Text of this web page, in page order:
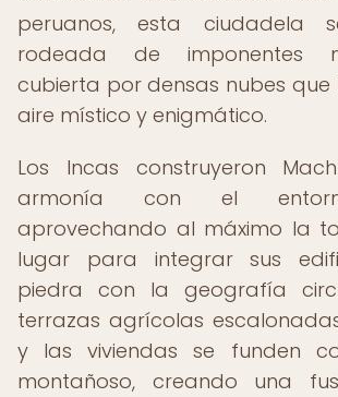
peruanos, esta ciudadela
rodeada de imponentes
cubierta por densas nubes
aire místico y enigmático.
Los Incas construyeron
armonía con el
aprovechando al máximo la
lugar para integrar sus
piedra con la geografía
terrazas agrícolas
y las viviendas se funden
montañoso, creando una